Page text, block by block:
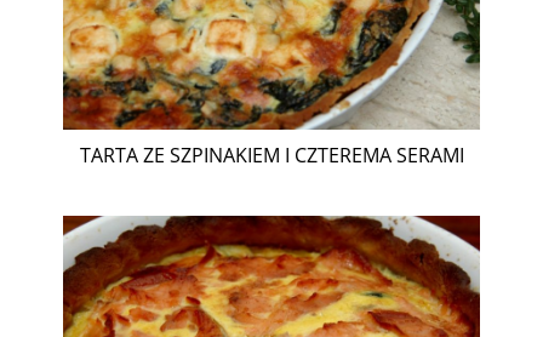
TARTA ZE SZPINAKIEM I CZTEREMA SERAMI